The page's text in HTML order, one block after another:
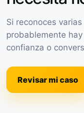
Si reconoces
probablemente
confianza o
Revisar mi caso